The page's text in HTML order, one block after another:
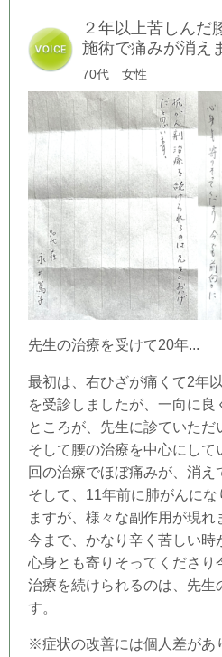
２年以上苦しんだ
施術で痛みが消え
70代 女性
先生の治療を受けて20年...
最初は、右ひざが痛くて2年
を受診しましたが、一向に良
ところが、先生に診ていただ
そして腰の治療を中心にし
回の治療でほぼ痛みが、消え
そして、11年前に肺がんに
ますが、様々な副作用が現れ
今まで、かなり辛く苦しい時
心身とも寄りそってくださり
治療を続けられるのは、先生
す。
※症状の改善には個人差があ